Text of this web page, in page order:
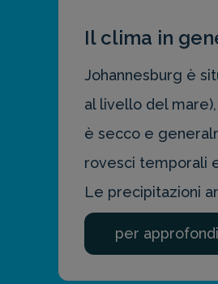
Il clima in
Johannesburg è
al livello del
è secco e
rovesci temporali
Le precipitazioni
per